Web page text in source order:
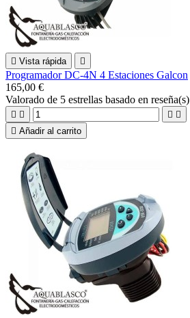
 Vista rápida 
Programador DC-4N 4 Estaciones Galcon
165,00 €
Valorado de 5 estrellas basado en reseña(s)
   
 Añadir al carrito